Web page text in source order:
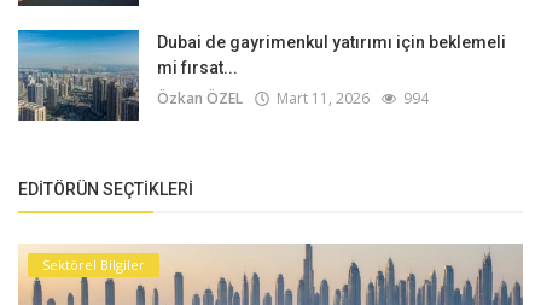
Dubai de gayrimenkul yatırımı için beklemeli
mi fırsat...
Özkan ÖZEL Mart 11, 2026 994
EDITÖRÜN SEÇTIKLERI
Sektörel Bilgiler